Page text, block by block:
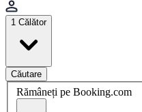
1 Călător
Căutare
Rămâneți pe Booking.com